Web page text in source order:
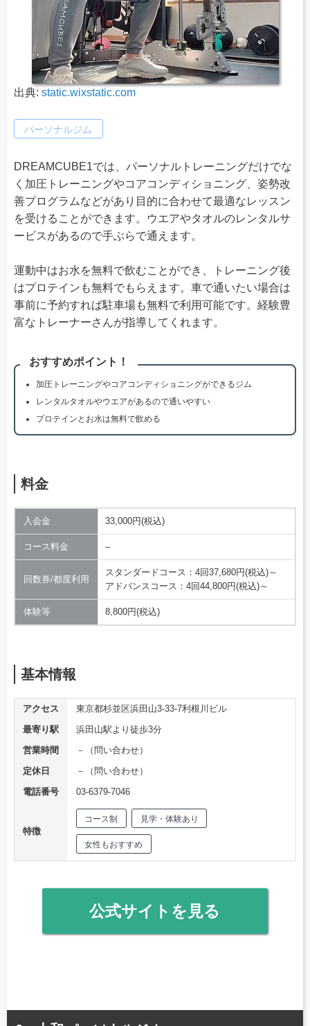
出典: static.wixstatic.com
パーソナルジム
DREAMCUBE1では、パーソナルトレーニングだけでな
く加圧トレーニングやコアコンディショニング、姿勢改
善プログラムなどがあり目的に合わせて最適なレッスン
を受けることができます。ウエアやタオルのレンタルサ
ービスがあるので手ぶらで通えます。
運動中はお水を無料で飲むことができ、トレーニング後
はプロテインも無料でもらえます。車で通いたい場合は
事前に予約すれば駐車場も無料で利用可能です。経験豊
富なトレーナーさんが指導してくれます。
おすすめポイント！
加圧トレーニングやコアコンディショニングができるジム
レンタルタオルやウエアがあるので通いやすい
プロテインとお水は無料で飲める
料金
入会金 33,000円(税込)
コース料金 –
回数券/都度利用
スタンダードコース：4回37,680円(税込)～
アドバンスコース：4回44,800円(税込)～
体験等 8,800円(税込)
基本情報
アクセス
東京都杉並区浜田山3-33-7利根川ビル
最寄り駅
浜田山駅より徒歩3分
営業時間
－（問い合わせ）
定休日
－（問い合わせ）
電話番号
03-6379-7046
特徴
コース制 見学・体験あり
女性もおすすめ
公式サイトを見る